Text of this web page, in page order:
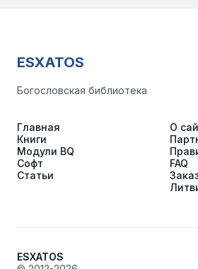
ESXATOS
Богословская библиотека
Главная
Книги
Модули BQ
Софт
Статьи
О
FAQ
ESXATOS